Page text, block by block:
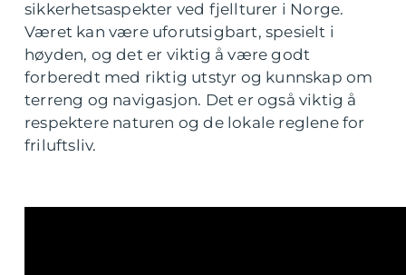
sikkerhetsaspekter ved fjellturer i Norge.
Været kan være uforutsigbart, spesielt i
høyden, og det er viktig å være godt
forberedt med riktig utstyr og kunnskap om
terreng og navigasjon. Det er også viktig å
respektere naturen og de lokale reglene for
friluftsliv.